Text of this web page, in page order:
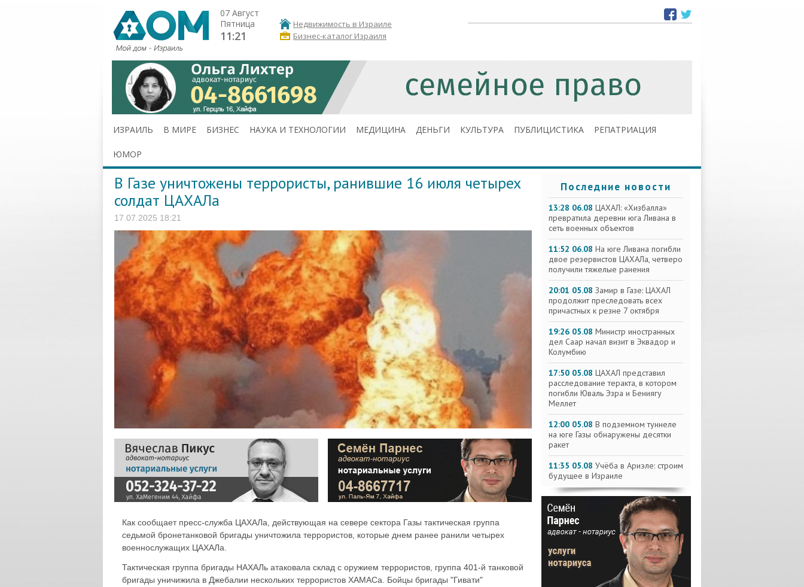
07 Август
Пятница
11:21
Недвижимость в Израиле
Бизнес-каталог Израиля
ИЗРАИЛЬ В МИРЕ БИЗНЕС НАУКА И ТЕХНОЛОГИИ МЕДИЦИНА ДЕНЬГИ КУЛЬТУРА ПУБЛИЦИСТИКА РЕПАТРИАЦИЯ
ЮМОР
В Газе уничтожены террористы, ранившие 16 июля четырех
солдат ЦАХАЛа
17.07.2025 18:21
Как сообщает пресс-служба ЦАХАЛа, действующая на севере сектора Газы тактическая группа
седьмой бронетанковой бригады уничтожила террористов, которые днем ранее ранили четырех
военнослужащих ЦАХАЛа.
Тактическая группа бригады НАХАЛь атаковала склад с оружием террористов, группа 401-й танковой
бригады уничижила в Джебалии нескольких террористов ХАМАСа. Бойцы бригады "Гивати"
Последние новости
13:28 06.08 ЦАХАЛ: «Хизбалла»
превратила деревни юга Ливана в
сеть военных объектов
11:52 06.08 На юге Ливана погибли
двое резервистов ЦАХАЛа, четверо
получили тяжелые ранения
20:01 05.08 Замир в Газе: ЦАХАЛ
продолжит преследовать всех
причастных к резне 7 октября
19:26 05.08 Министр иностранных
дел Саар начал визит в Эквадор и
Колумбию
17:50 05.08 ЦАХАЛ представил
расследование теракта, в котором
погибли Юваль Эзра и Бениягу
Меллет
12:00 05.08 В подземном туннеле
на юге Газы обнаружены десятки
ракет
11:35 05.08 Учёба в Ариэле: строим
будущее в Израиле